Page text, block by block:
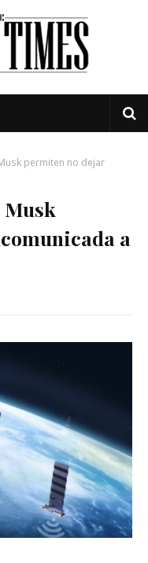
permiten no dejar
Musk
a